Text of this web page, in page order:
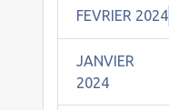
FEVRIER 2024
JANVIER
2024